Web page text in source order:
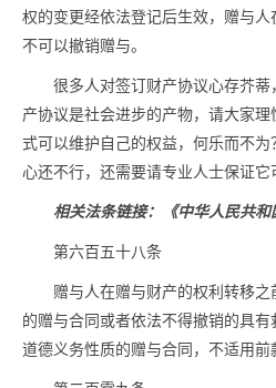
权的变更经依法登记后生效，赠与
不可以撤销赠与。
很多人对签订财产协议心存芥
产协议是社会进步的产物，请大家
式可以维护自己的权益，何乐而不
心还不行，还需要请专业人士保证它
相关法条链接：《中华人民共和
第六百五十八条
赠与人在赠与财产的权利转移
的赠与合同或者依法不得撤销的具有
道德义务性质的赠与合同，不适用前